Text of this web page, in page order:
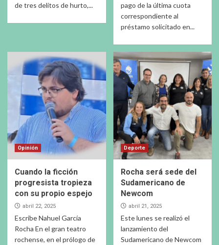
de tres delitos de hurto,...
pago de la última cuota
correspondiente al
préstamo solicitado en...
Opinión
Cuando la ficción
progresista tropieza
con su propio espejo
abril 22, 2025
Escribe Nahuel García
Rocha En el gran teatro
rochense, en el prólogo de
Deporte
Rocha será sede del
Sudamericano de
Newcom
abril 21, 2025
Este lunes se realizó el
lanzamiento del
Sudamericano de Newcom